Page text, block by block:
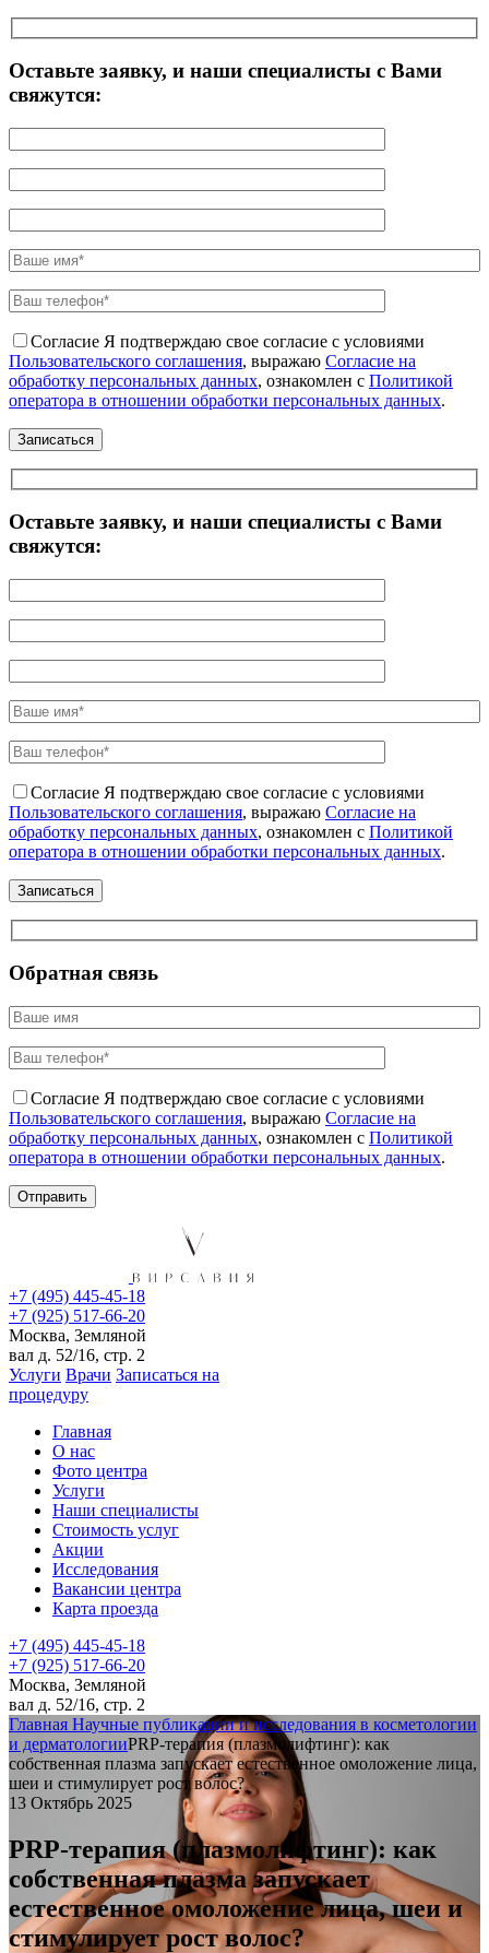
Оставьте заявку, и наши специалисты с Вами
свяжутся:
Согласие Я подтверждаю свое согласие с условиями
Пользовательского соглашения, выражаю Согласие на
обработку персональных данных, ознакомлен с Политикой
оператора в отношении обработки персональных данных.
Оставьте заявку, и наши специалисты с Вами
свяжутся:
Согласие Я подтверждаю свое согласие с условиями
Пользовательского соглашения, выражаю Согласие на
обработку персональных данных, ознакомлен с Политикой
оператора в отношении обработки персональных данных.
Обратная связь
Согласие Я подтверждаю свое согласие с условиями
Пользовательского соглашения, выражаю Согласие на
обработку персональных данных, ознакомлен с Политикой
оператора в отношении обработки персональных данных.
+7 (495) 445-45-18
+7 (925) 517-66-20
Москва, Земляной
вал д. 52/16, стр. 2
Услуги Врачи Записаться на
процедуру
Главная
О нас
Фото центра
Услуги
Наши специалисты
Стоимость услуг
Акции
Исследования
Вакансии центра
Карта проезда
+7 (495) 445-45-18
+7 (925) 517-66-20
Москва, Земляной
вал д. 52/16, стр. 2
Главная Научные публикации и исследования в косметологии
и дерматологииPRP-терапия (плазмолифтинг): как
собственная плазма запускает естественное омоложение лица,
шеи и стимулирует рост волос?
13 Октябрь 2025
PRP-терапия (плазмолифтинг): как
собственная плазма запускает
естественное омоложение лица, шеи и
стимулирует рост волос?